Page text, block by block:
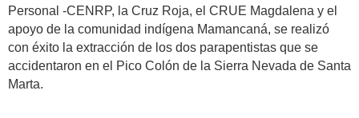
Personal -CENRP, la Cruz Roja, el CRUE Magdalena y el
apoyo de la comunidad indígena Mamancaná, se realizó
con éxito la extracción de los dos parapentistas que se
accidentaron en el Pico Colón de la Sierra Nevada de Santa
Marta.